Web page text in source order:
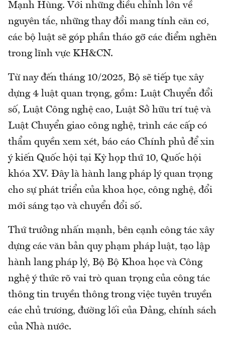
Mạnh Hùng. Với những điều chỉnh lớn về
nguyên tắc, những thay đổi mang tính căn cơ,
các bộ luật sẽ góp phần tháo gỡ các điểm nghẽn
trong lĩnh vực KH&CN.
Từ nay đến tháng 10/2025, Bộ sẽ tiếp tục xây
dựng 4 luật quan trọng, gồm: Luật Chuyển đổi
số, Luật Công nghệ cao, Luật Sở hữu trí tuệ và
Luật Chuyển giao công nghệ, trình các cấp có
thẩm quyền xem xét, báo cáo Chính phủ để xin
ý kiến Quốc hội tại Kỳ họp thứ 10, Quốc hội
khóa XV. Đây là hành lang pháp lý quan trọng
cho sự phát triển của khoa học, công nghệ, đổi
mới sáng tạo và chuyển đổi số.
Thứ trưởng nhấn mạnh, bên cạnh công tác xây
dựng các văn bản quy phạm pháp luật, tạo lập
hành lang pháp lý, Bộ Bộ Khoa học và Công
nghệ ý thức rõ vai trò quan trọng của công tác
thông tin truyền thông trong việc tuyên truyền
các chủ trương, đường lối của Đảng, chính sách
của Nhà nước.